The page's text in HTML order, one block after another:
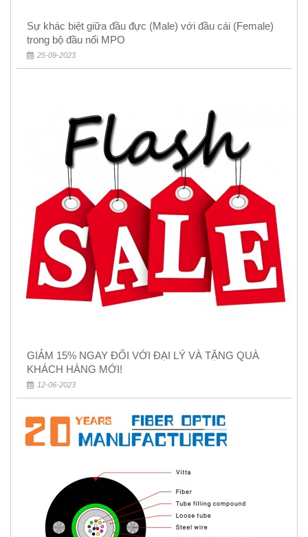
Sự khác biệt giữa đầu đực (Male) với đầu cái (Female)
trong bộ đầu nối MPO
25-09-2023
GIẢM 15% NGAY ĐỐI VỚI ĐẠI LÝ VÀ TẶNG QUÀ
KHÁCH HÀNG MỚI!
12-06-2023